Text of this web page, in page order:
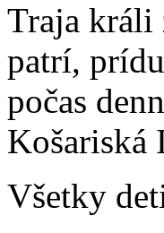
Traja králi
patrí,
počas
Košariská
Všetky